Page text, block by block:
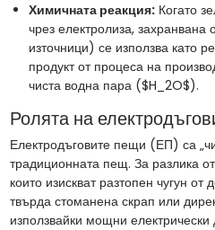
Химичната реакция:Когато
чрез електролиза,
източници) се използва като
продукт от процеса на
чиста водна пара ($H_2O$).
Ролята на
Електродъговите пещи (ЕП) са
традиционната пещ. За разлика
които изискват разтопен чугун
твърда стоманена скрап или
използвайки мощни електрически